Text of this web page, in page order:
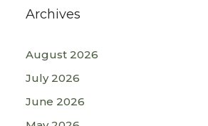
Archives
August 2026
July 2026
June 2026